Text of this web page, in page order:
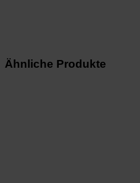
Ähnliche Produkte